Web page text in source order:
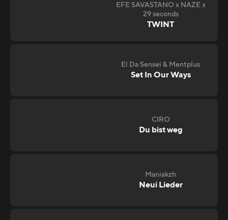
EFE SAVASTANO x NAZE x
29 seconds
TWINT
El Da Sensei & Mentplus
Set In Our Ways
CIRO
Du bist weg
Maniakzh
Neui Lieder